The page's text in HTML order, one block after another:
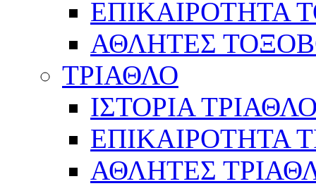
ΕΠΙΚΑΙΡΟΤΗΤΑ
ΑΘΛΗΤΕΣ
ΤΡΙΑΘΛΟ
ΙΣΤΟΡΙΑ
ΕΠΙΚΑΙΡΟΤΗΤΑ
ΑΘΛΗΤΕΣ